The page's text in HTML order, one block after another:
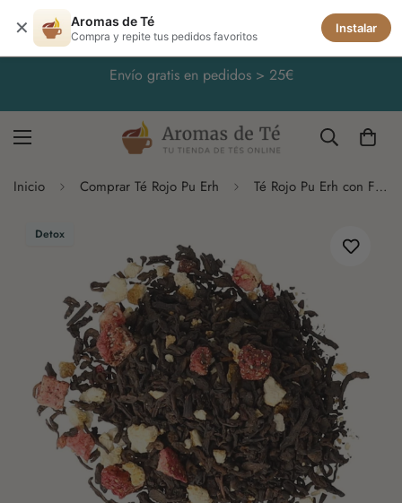
✕ Aromas de Té
Compra y repite tus pedidos favoritos
Instalar
Envío gratis en pedidos > 25€
Inicio Comprar Té Rojo Pu Erh Té Rojo Pu Erh con Fresa, Naranja y Vainilla
Detox